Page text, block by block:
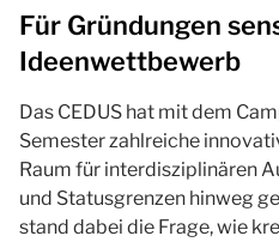
Für Gründungen
Ideenwettbewerb
Das CEDUS hat mit dem
Semester zahlreiche
Raum für interdisziplinären
und Statusgrenzen hinweg
stand dabei die Frage, wie